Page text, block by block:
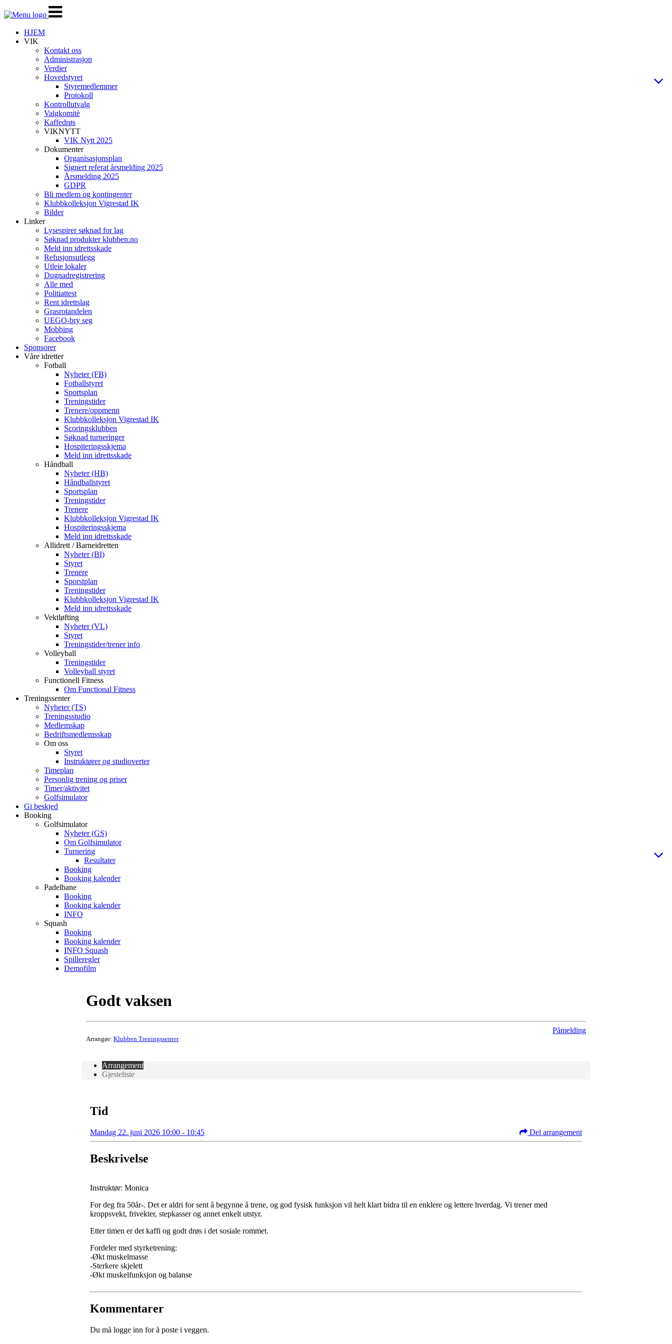
Veksle
navigasjon
HJEM
VIK
Kontakt oss
Administrasjon
Verdier
Hovedstyret
Styremedlemmer
Protokoll
Kontrollutvalg
Valgkomitè
Kaffedrøs
VIKNYTT
VIK Nytt 2025
Dokumenter
Organisasjonsplan
Signert referat årsmelding 2025
Årsmelding 2025
GDPR
Bli medlem og kontingenter
Klubbkolleksjon Vigrestad IK
Bilder
Linker
Lysespirer søknad for lag
Søknad produkter klubben.no
Meld inn idrettsskade
Refusjonsutlegg
Utleie lokaler
Dugnadregistrering
Alle med
Politiattest
Rent idrettslag
Grasrotandelen
UEGO-bry seg
Mobbing
Facebook
Sponsorer
Våre idretter
Fotball
Nyheter (FB)
Fotballstyret
Sportsplan
Treningstider
Trenere/oppmenn
Klubbkolleksjon Vigrestad IK
Scoringsklubben
Søknad turneringer
Hospiteringsskjema
Meld inn idrettsskade
Håndball
Nyheter (HB)
Håndballstyret
Sportsplan
Treningstider
Trenere
Klubbkolleksjon Vigrestad IK
Hospiteringsskjema
Meld inn idrettsskade
Allidrett / Barneidretten
Nyheter (BI)
Styret
Trenere
Sporstplan
Treningstider
Klubbkolleksjon Vigrestad IK
Meld inn idrettsskade
Vektløfting
Nyheter (VL)
Styret
Treningstider/trener info
Volleyball
Treningstider
Volleyball styret
Functionell Fitness
Om Functional Fitness
Treningssenter
Nyheter (TS)
Treningsstudio
Medlemskap
Bedriftsmedlemsskap
Om oss
Styret
Instruktører og studioverter
Timeplan
Personlig trening og priser
Timer/aktivitet
Golfsimulator
Gi beskjed
Booking
Golfsimulator
Nyheter (GS)
Om Golfsimulator
Turnering
Resultater
Booking
Booking kalender
Padelbane
Booking
Booking kalender
INFO
Squash
Booking
Booking kalender
INFO Squash
Spilleregler
Demofilm
Godt vaksen
Arrangør: Klubben Treningssenter
Påmelding
Arrangement
Gjesteliste
Tid
Mandag 22. juni 2026 10:00 - 10:45 Del arrangement
Beskrivelse
Instruktør: Monica
For deg fra 50år-. Det er aldri for sent å begynne å trene, og god fysisk funksjon vil helt klart bidra til en enklere og lettere hverdag. Vi trener med
kroppsvekt, frivekter, stepkasser og annet enkelt utstyr.
Etter timen er det kaffi og godt drøs i det sosiale rommet.
Fordeler med styrketrening:
-Økt muskelmasse
-Sterkere skjelett
-Økt muskelfunksjon og balanse
Kommentarer
Du må logge inn for å poste i veggen.